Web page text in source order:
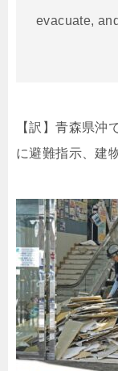
evacuate,
【訳】青森県沖
に避難指示、建